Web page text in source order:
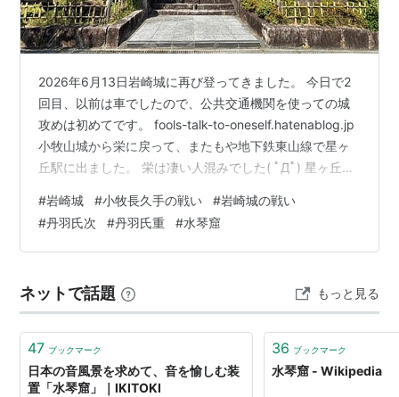
2026年6月13日岩崎城に再び登ってきました。 今日で2
回目、以前は車でしたので、公共交通機関を使っての城
攻めは初めてです。 fools-talk-to-oneself.hatenablog.jp
小牧山城から栄に戻って、またもや地下鉄東山線で星ヶ
丘駅に出ました。 栄は凄い人混みでした( ﾟДﾟ) 星ヶ丘の
ません。 今度はバスですが、なかなか名鉄バスさんの乗
り場を見つけられません(´･ω･`) 名古屋市営バスの運転手
さんにお聞きして、ようやく理解できました。 しかしバ
う。 いや違うというか、途…
#岩崎城 #小牧長久手の戦い #岩崎城の戦い
#丹羽氏次 #丹羽氏重 #水琴窟
ネットで話題 もっと見る
47 ブックマーク
日本の音風景を求めて、音を愉しむ装
置「水琴窟」｜IKITOKI
36 ブックマーク
水琴窟 - Wikipedia